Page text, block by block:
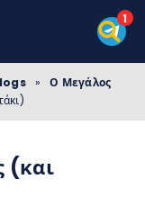
»
Ο Μεγάλος
(και